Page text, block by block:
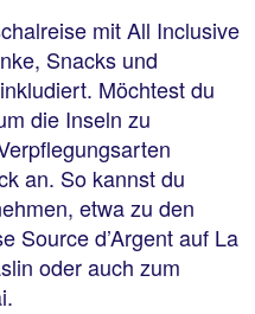
mit All Inclusive
Snacks und
Möchtest du
die Inseln zu
an. So kannst du
etwa zu den
Source d’Argent auf La
oder auch zum